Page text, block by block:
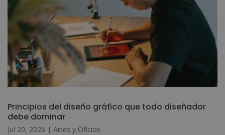
Principios del diseño gráfico que todo diseñador
debe dominar
Jul 20, 2026 | Artes y Oficios